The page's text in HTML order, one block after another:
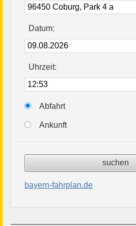
Datum:
Uhrzeit:
Abfahrt
Ankunft
bayern-fahrplan.de